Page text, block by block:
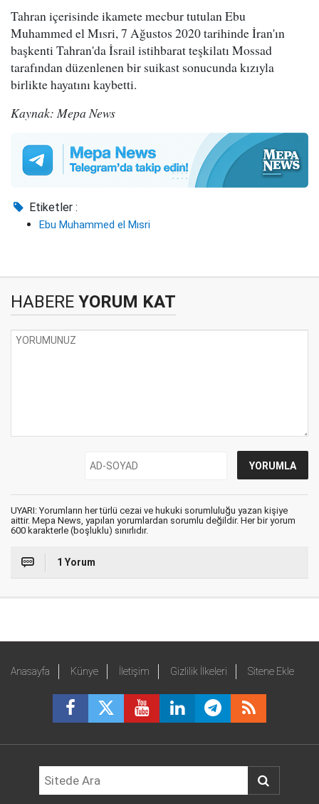
Tahran içerisinde ikamete mecbur tutulan Ebu
Muhammed el Mısri, 7 Ağustos 2020 tarihinde İran'ın
başkenti Tahran'da İsrail istihbarat teşkilatı Mossad
tarafından düzenlenen bir suikast sonucunda kızıyla
birlikte hayatını kaybetti.
Kaynak: Mepa News
Etiketler :
Ebu Muhammed el Mısri
HABERE YORUM KAT
UYARI: Yorumların her türlü cezai ve hukuki sorumluluğu yazan kişiye
aittir. Mepa News, yapılan yorumlardan sorumlu değildir. Her bir yorum
600 karakterle (boşluklu) sınırlıdır.
1 Yorum
Anasayfa Künye İletişim Gizlilik İlkeleri Sitene Ekle